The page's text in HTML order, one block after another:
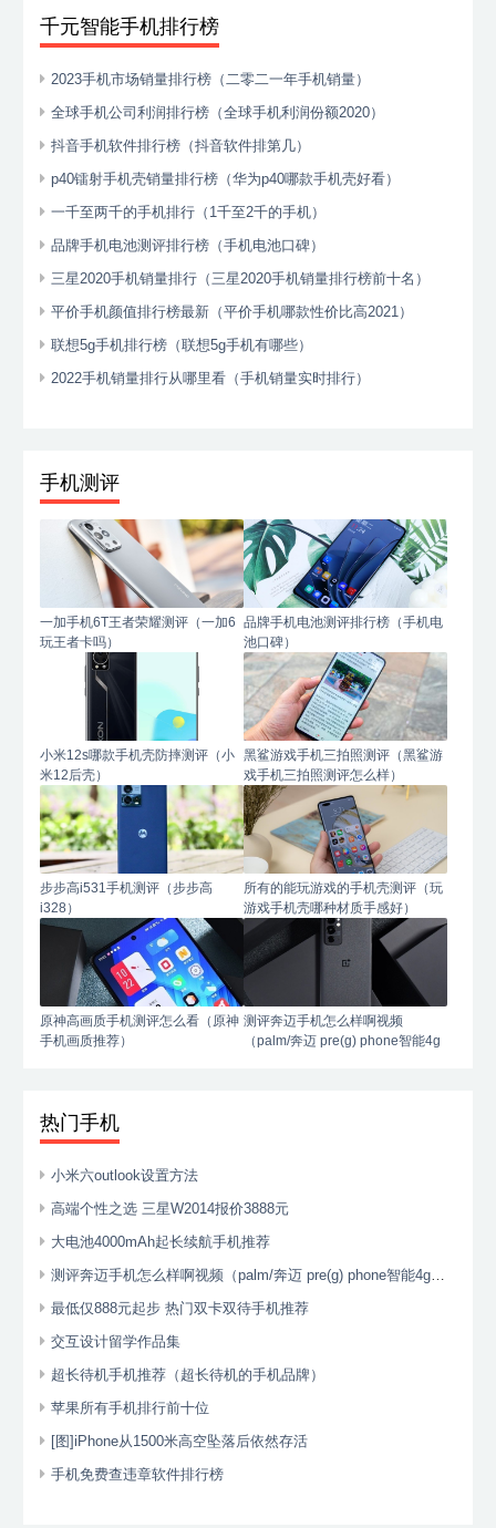
千元智能手机排行榜
2023手机市场销量排行榜（二零二一年手机销量）
全球手机公司利润排行榜（全球手机利润份额2020）
抖音手机软件排行榜（抖音软件排第几）
p40镭射手机壳销量排行榜（华为p40哪款手机壳好看）
一千至两千的手机排行（1千至2千的手机）
品牌手机电池测评排行榜（手机电池口碑）
三星2020手机销量排行（三星2020手机销量排行榜前十名）
平价手机颜值排行榜最新（平价手机哪款性价比高2021）
联想5g手机排行榜（联想5g手机有哪些）
2022手机销量排行从哪里看（手机销量实时排行）
手机测评
一加手机6T王者荣耀测评（一加6
玩王者卡吗）
品牌手机电池测评排行榜（手机电
池口碑）
小米12s哪款手机壳防摔测评（小
米12后壳）
黑鲨游戏手机三拍照测评（黑鲨游
戏手机三拍照测评怎么样）
步步高i531手机测评（步步高
i328）
所有的能玩游戏的手机壳测评（玩
游戏手机壳哪种材质手感好）
原神高画质手机测评怎么看（原神
手机画质推荐）
测评奔迈手机怎么样啊视频
（palm/奔迈 pre(g) phone智能4g
热门手机
小米六outlook设置方法
高端个性之选 三星W2014报价3888元
大电池4000mAh起长续航手机推荐
测评奔迈手机怎么样啊视频（palm/奔迈 pre(g) phone智能4g手机）
最低仅888元起步 热门双卡双待手机推荐
交互设计留学作品集
超长待机手机推荐（超长待机的手机品牌）
苹果所有手机排行前十位
[图]iPhone从1500米高空坠落后依然存活
手机免费查违章软件排行榜